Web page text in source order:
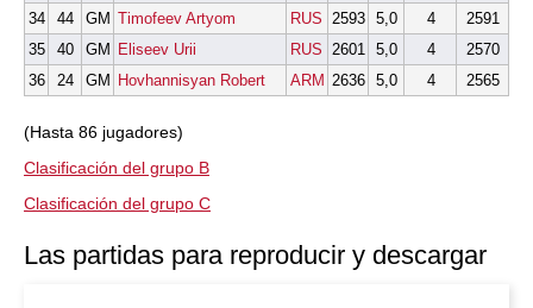
34
44 GM Timofeev Artyom RUS 2593 5,0 4
2591
35
40 GM Eliseev Urii RUS 2601 5,0 4
2570
36
24 GM Hovhannisyan Robert ARM 2636 5,0 4 2565
(Hasta 86 jugadores)
Clasificación del grupo B
Clasificación del grupo C
Las partidas para reproducir y descargar